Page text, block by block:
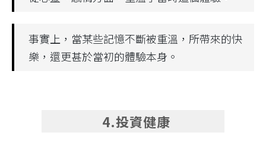
事實上，當某些記憶不斷被重溫，所帶來的快
樂，還更甚於當初的體驗本身。
4.投資健康